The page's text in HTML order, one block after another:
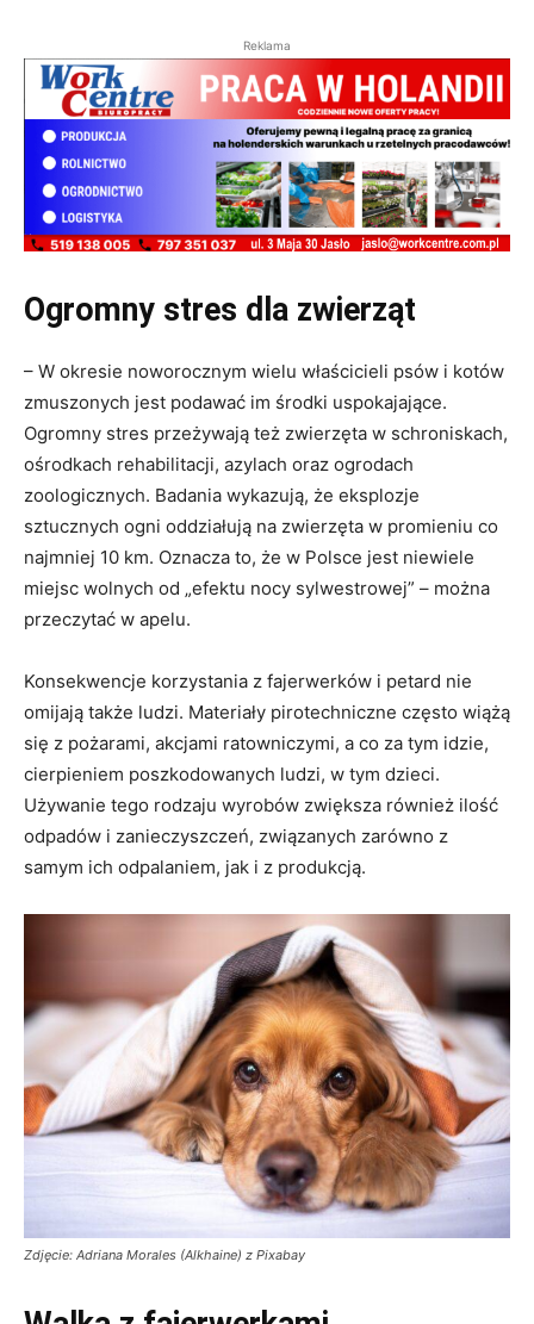
Reklama
Ogromny stres dla zwierząt
– W okresie noworocznym wielu właścicieli psów i kotów
zmuszonych jest podawać im środki uspokajające.
Ogromny stres przeżywają też zwierzęta w schroniskach,
ośrodkach rehabilitacji, azylach oraz ogrodach
zoologicznych. Badania wykazują, że eksplozje
sztucznych ogni oddziałują na zwierzęta w promieniu co
najmniej 10 km. Oznacza to, że w Polsce jest niewiele
miejsc wolnych od „efektu nocy sylwestrowej” – można
przeczytać w apelu.
Konsekwencje korzystania z fajerwerków i petard nie
omijają także ludzi. Materiały pirotechniczne często wiążą
się z pożarami, akcjami ratowniczymi, a co za tym idzie,
cierpieniem poszkodowanych ludzi, w tym dzieci.
Używanie tego rodzaju wyrobów zwiększa również ilość
odpadów i zanieczyszczeń, związanych zarówno z
samym ich odpalaniem, jak i z produkcją.
Zdjęcie: Adriana Morales (Alkhaine) z Pixabay